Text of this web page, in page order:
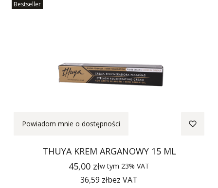
Bestseller
Powiadom mnie o dostępności
THUYA KREM ARGANOWY 15 ML
Cena
45,00 złw tym 23% VAT
Cena
36,59 złbez VAT